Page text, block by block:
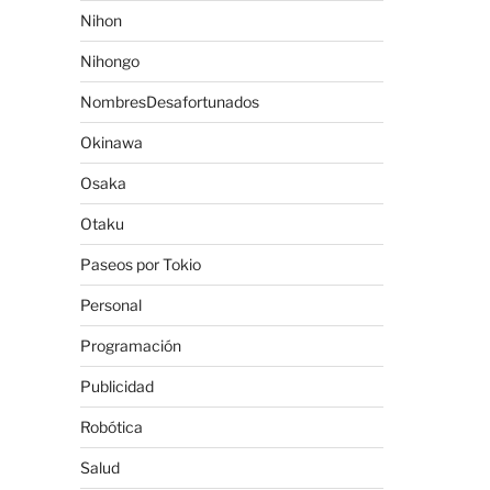
Nihon
Nihongo
NombresDesafortunados
Okinawa
Osaka
Otaku
Paseos por Tokio
Personal
Programación
Publicidad
Robótica
Salud